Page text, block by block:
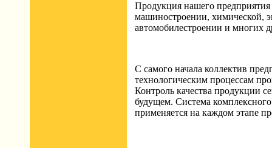
Продукция нашего предприятия
машиностроении, химической,
автомобилестроении и многих
С самого начала коллектив
технологическим процессам
Контроль качества продукции
будущем. Система
применяется на каждом этапе